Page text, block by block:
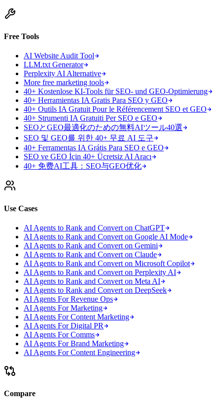
Free Tools
AI Website Audit Tool
LLM.txt Generator
Perplexity AI Alternative
More free marketing tools
40+ Kostenlose KI-Tools für SEO- und GEO-Optimierung
40+ Herramientas IA Gratis Para SEO y GEO
40+ Outils IA Gratuit Pour le Référencement SEO et GEO
40+ Strumenti IA Gratuiti Per SEO e GEO
SEOとGEO最適化のための無料AIツール40選
SEO 및 GEO를 위한 40+ 무료 AI 도구
40+ Ferramentas IA Grátis Para SEO e GEO
SEO ve GEO İçin 40+ Ücretsiz AI Aracı
40+ 免费AI工具：SEO与GEO优化
Use Cases
AI Agents to Rank and Convert on ChatGPT
AI Agents to Rank and Convert on Google AI Mode
AI Agents to Rank and Convert on Gemini
AI Agents to Rank and Convert on Claude
AI Agents to Rank and Convert on Microsoft Copilot
AI Agents to Rank and Convert on Perplexity AI
AI Agents to Rank and Convert on Meta AI
AI Agents to Rank and Convert on DeepSeek
AI Agents For Revenue Ops
AI Agents For Marketing
AI Agents For Content Marketing
AI Agents For Digital PR
AI Agents For Comms
AI Agents For Brand Marketing
AI Agents For Content Engineering
Compare